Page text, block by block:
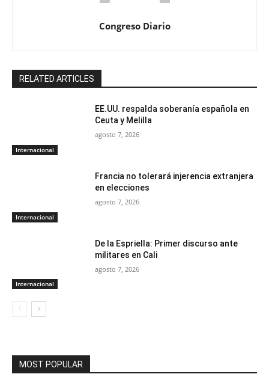
Congreso Diario
RELATED ARTICLES
Internacional
EE.UU. respalda soberanía española en
Ceuta y Melilla
agosto 7, 2026
Internacional
Francia no tolerará injerencia extranjera
en elecciones
agosto 7, 2026
Internacional
De la Espriella: Primer discurso ante
militares en Cali
agosto 7, 2026
MOST POPULAR